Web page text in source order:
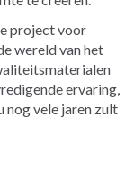
project voor
wereld van het
ervaring,
nog vele jaren zult